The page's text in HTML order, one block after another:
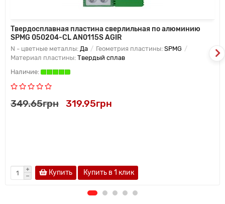
Твердосплавная пластина сверлильная по алюминию
SPMG 050204-CL AN0115S AGIR
N - цветные металлы: Да Геометрия пластины: SPMG
Материал пластины: Твердый сплав
349.65грн 319.95грн
Купить Купить в 1 клик